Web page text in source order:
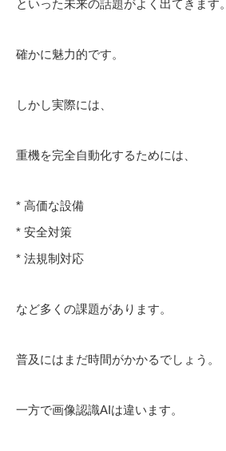
といった未来の話題がよく出てきます。
確かに魅力的です。
しかし実際には、
重機を完全自動化するためには、
* 高価な設備
* 安全対策
* 法規制対応
など多くの課題があります。
普及にはまだ時間がかかるでしょう。
一方で画像認識AIは違います。